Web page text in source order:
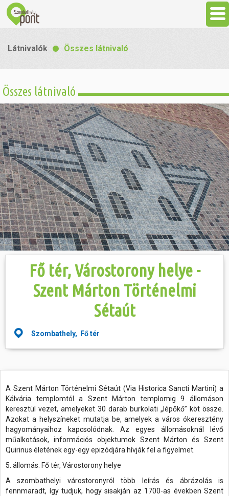
Látnivalók
Gasztronómia
Szállás
Sport
Szabadidő
Hasznos
Látnivalók Összes látnivaló
Összes látnivaló
Fő tér, Várostorony helye -
Szent Márton Történelmi
Sétaút
Szombathely, Fő tér
A Szent Márton Történelmi Sétaút (Via Historica Sancti Martini) a
Kálvária templomtól a Szent Márton templomig 9 állomáson
keresztül vezet, amelyeket 30 darab burkolati „lépőkő” köt össze.
Azokat a helyszíneket mutatja be, amelyek a város ókeresztény
hagyományaihoz kapcsolódnak. Az egyes állomásoknál lévő
műalkotások, információs objektumok Szent Márton és Szent
Quirinus életének egy-egy epizódjára hívják fel a figyelmet.
5. állomás: Fő tér, Várostorony helye
A szombathelyi várostoronyról több leírás és ábrázolás is
fennmaradt, így tudjuk, hogy sisakján az 1700-as években Szent